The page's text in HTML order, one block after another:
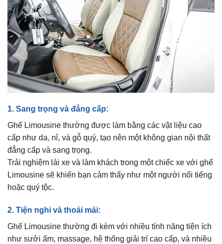
1. Sang trọng và đẳng cấp:
Ghế Limousine thường được làm bằng các vật liệu cao
cấp như da, nỉ, và gỗ quý, tạo nên một không gian nội thất
đẳng cấp và sang trọng.
Trải nghiệm lái xe và làm khách trong một chiếc xe với ghế
Limousine sẽ khiến bạn cảm thấy như một người nổi tiếng
hoặc quý tộc.
2. Tiện nghi và thoải mái:
Ghế Limousine thường đi kèm với nhiều tính năng tiện ích
như sưởi ấm, massage, hệ thống giải trí cao cấp, và nhiều